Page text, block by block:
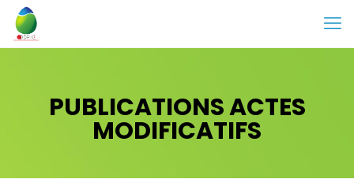
PUBLICATIONS ACTES
MODIFICATIFS